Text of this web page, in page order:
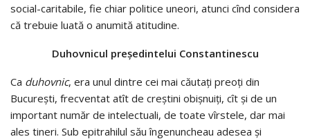
social-caritabile, fie chiar politice uneori, atunci cînd considera
că trebuie luată o anumită atitudine.
Duhovnicul preşedintelui Constantinescu
Ca duhovnic, era unul dintre cei mai căutaţi preoţi din
Bucureşti, frecventat atît de creştini obişnuiţi, cît şi de un
important număr de intelectuali, de toate vîrstele, dar mai
ales tineri. Sub epitrahilul său îngenuncheau adesea şi